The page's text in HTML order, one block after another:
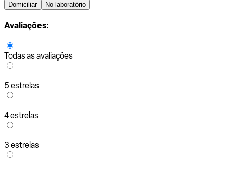
Domiciliar No laboratório
Avaliações:
Todas as avaliações
5 estrelas
4 estrelas
3 estrelas